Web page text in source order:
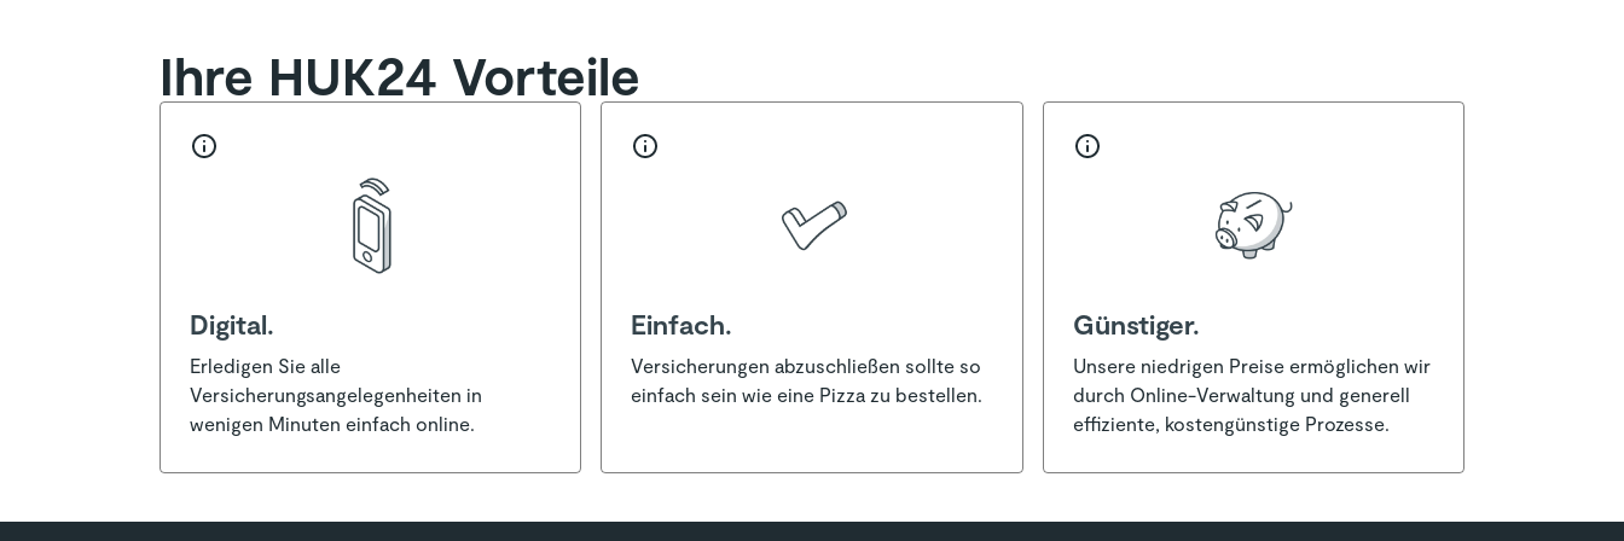
Ihre HUK24 Vorteile
Digital.
Erledigen Sie alle
Versicherungsangelegenheiten in
wenigen Minuten einfach online.
Einfach.
Versicherungen abzuschließen sollte so
einfach sein wie eine Pizza zu bestellen.
Günstiger.
Unsere niedrigen Preise ermöglichen wir
durch Online-Verwaltung und generell
effiziente, kostengünstige Prozesse.